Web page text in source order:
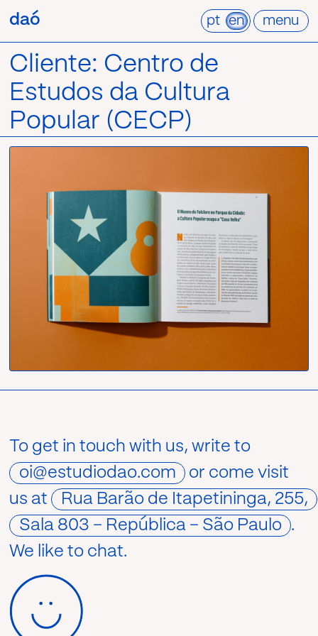
para
conteúdo
daó pt en menu
daó
Cliente: Centro de
Estudos da Cultura
Popular (CECP)
To get in touch with us, write to
oi@estudiodao.com
or come visit
us at
Rua Barão de Itapetininga, 255,
Sala 803 – República – São Paulo
.
We like to chat.